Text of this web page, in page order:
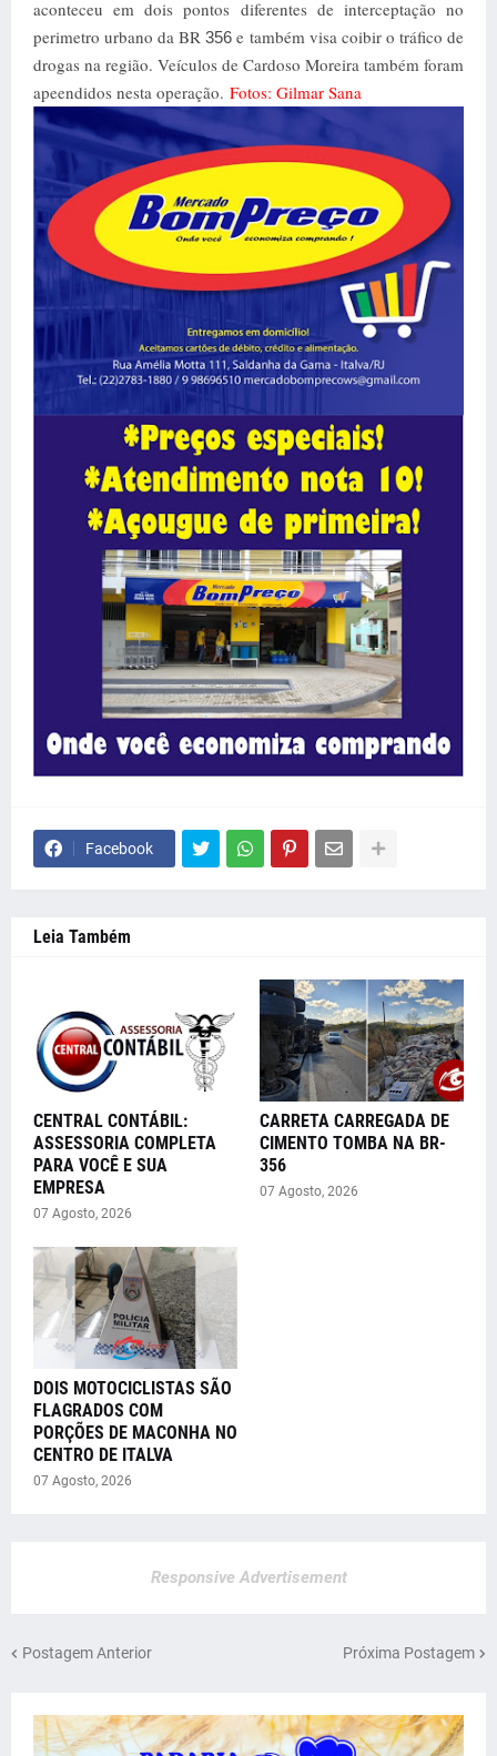
aconteceu em dois pontos diferentes de interceptação no
perimetro urbano da BR356 e também visa coibir o tráfico de
drogas na região. Veículos de Cardoso Moreira também foram
apeendidos nesta operação. Fotos: Gilmar Sana
Facebook
Leia Também
CENTRAL CONTÁBIL:
ASSESSORIA COMPLETA
PARA VOCÊ E SUA
EMPRESA
07 Agosto, 2026
CARRETA CARREGADA DE
CIMENTO TOMBA NA BR-
356
07 Agosto, 2026
DOIS MOTOCICLISTAS SÃO
FLAGRADOS COM
PORÇÕES DE MACONHA NO
CENTRO DE ITALVA
07 Agosto, 2026
Responsive Advertisement
Postagem Anterior Próxima Postagem